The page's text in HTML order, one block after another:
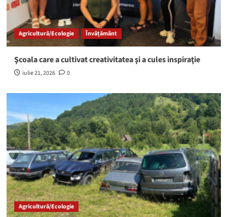
Agricultură/Ecologie Învățământ
Şcoala care a cultivat creativitatea şi a cules inspiraţie
iulie 21, 2026 0
Agricultură/Ecologie